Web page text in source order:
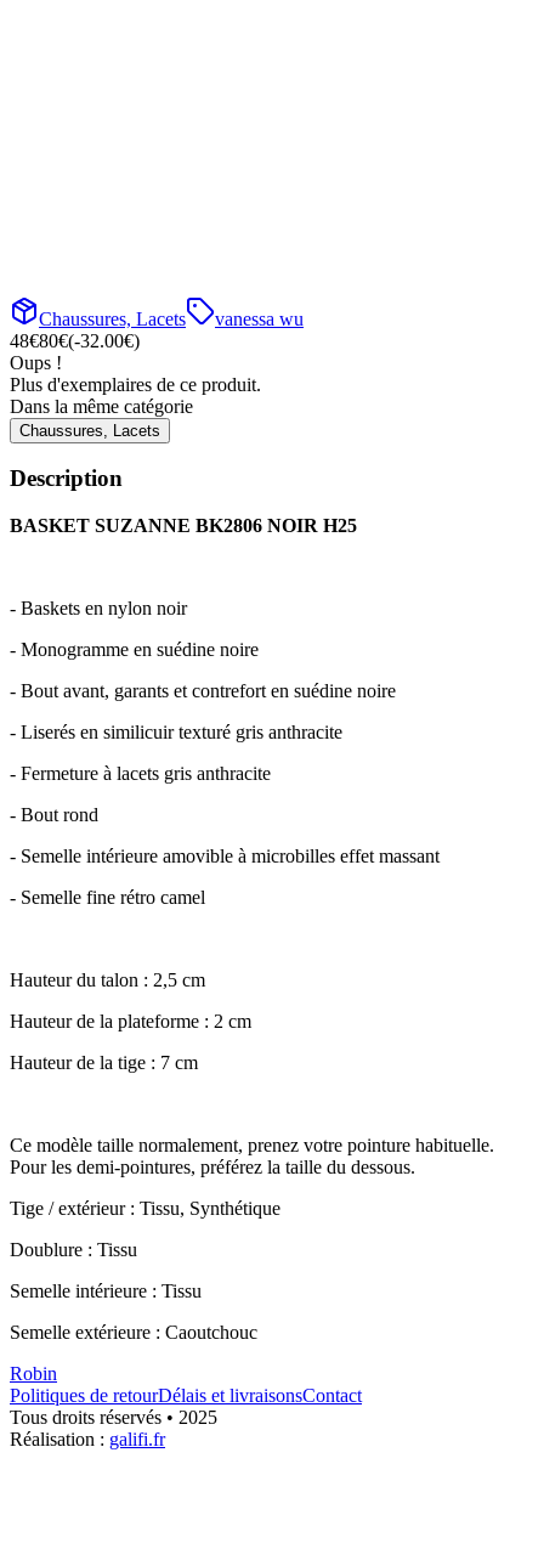
Chaussures, Lacets
vanessa wu
48€80€(-32.00€)
Oups !
Plus d'exemplaires de ce produit.
Dans la même catégorie
Chaussures, Lacets
Description
BASKET SUZANNE BK2806 NOIR H25
- Baskets en nylon noir
- Monogramme en suédine noire
- Bout avant, garants et contrefort en suédine noire
- Liserés en similicuir texturé gris anthracite
- Fermeture à lacets gris anthracite
- Bout rond
- Semelle intérieure amovible à microbilles effet massant
- Semelle fine rétro camel
Hauteur du talon : 2,5 cm
Hauteur de la plateforme : 2 cm
Hauteur de la tige : 7 cm
Ce modèle taille normalement, prenez votre pointure habituelle.
Pour les demi-pointures, préférez la taille du dessous.
Tige / extérieur : Tissu, Synthétique
Doublure : Tissu
Semelle intérieure : Tissu
Semelle extérieure : Caoutchouc
Robin
Politiques de retourDélais et livraisonsContact
Tous droits réservés • 2025
Réalisation : galifi.fr